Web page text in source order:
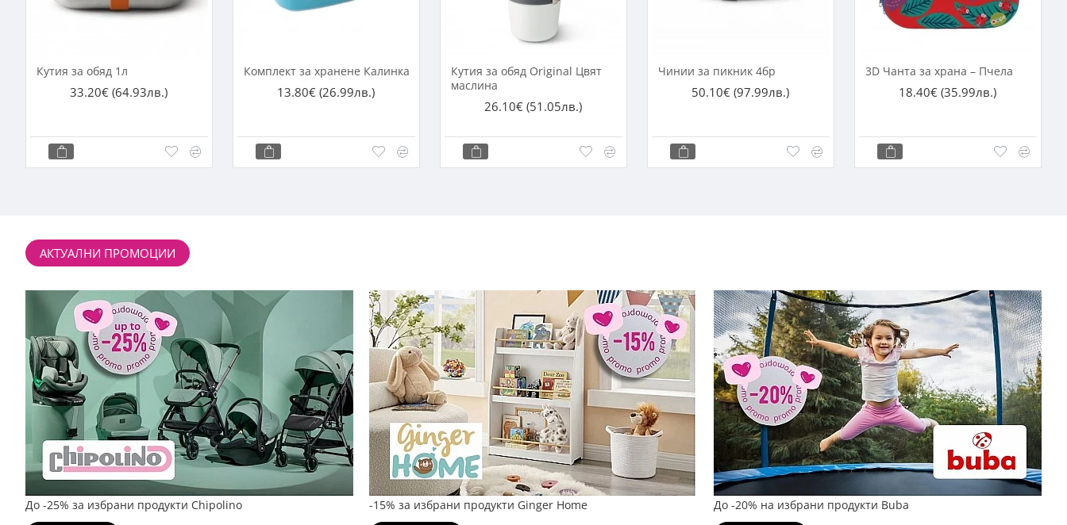
Кутия за обяд 1л
33.20€ (64.93лв.)
Комплект за хранене Калинка
13.80€ (26.99лв.)
Кутия за обяд Original Цвят
маслина
26.10€ (51.05лв.)
Чинии за пикник 4бр
50.10€ (97.99лв.)
3D Чанта за храна – Пчела
18.40€ (35.99лв.)
АКТУАЛНИ ПРОМОЦИИ
До -25% за избрани продукти Chipolino
-15% за избрани продукти Ginger Home
До -20% на избрани продукти Buba